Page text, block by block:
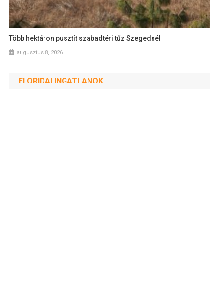
Több hektáron pusztít szabadtéri tűz Szegednél
augusztus 8, 2026
FLORIDAI INGATLANOK